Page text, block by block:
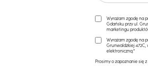
Wyrażam zgodę na
Gdańsku przy ul.
marketingu
Wyrażam zgodę na
Grunwaldzkiej
elektroniczną.*
Prosimy o zapoznanie się z